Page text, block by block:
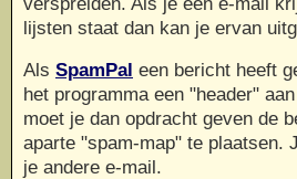
lijsten staat dan kan je ervan
Als SpamPal een bericht heeft
het programma een "header"
moet je dan opdracht geven de
aparte "spam-map" te plaatsen.
je andere e-mail.